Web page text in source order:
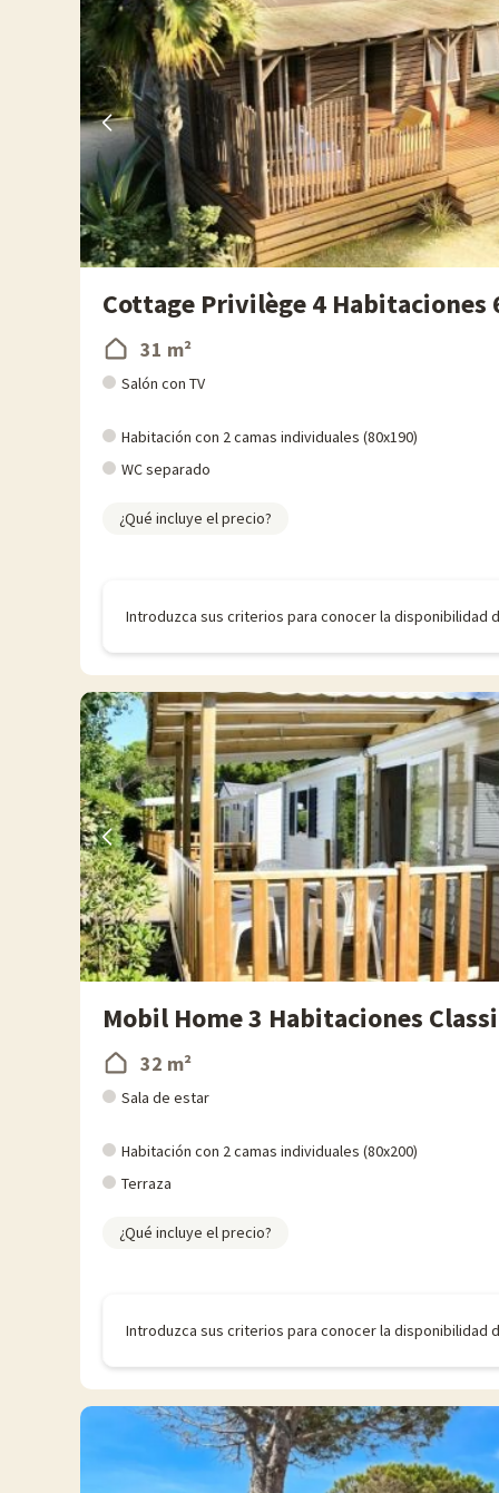
Todos los años, en Familytrip descubrimos nuevas
directamente en línea una vez elegido el alojamiento, ¡y
Para más información
- Se aceptan mascotas, con coste adicional
Cottage Privilège 4 Habitaciones
31 m²
Salón con TV
Habitación con 2 camas individuales (80x190)
WC separado
¿Qué incluye el precio?
Introduzca sus criterios para conocer la disponibilidad
Mobil Home 3 Habitaciones
32 m²
Sala de estar
Habitación con 2 camas individuales (80x200)
Terraza
¿Qué incluye el precio?
Introduzca sus criterios para conocer la disponibilidad